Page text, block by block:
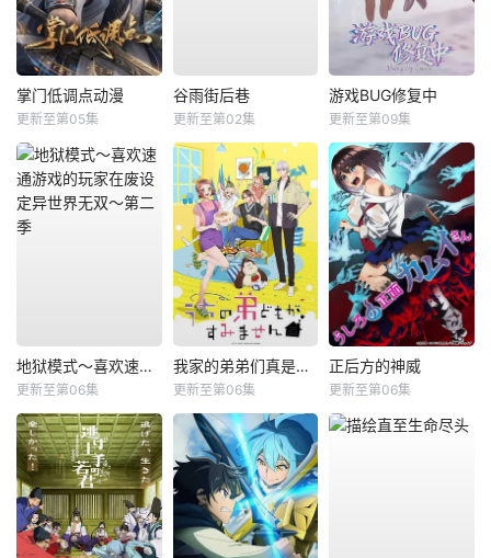
掌门低调点动漫
更新至第05集
谷雨街后巷
更新至第02集
游戏BUG修复中
更新至第09集
地狱模式～喜欢速通游戏的玩家在废设定异世界无双～第二季
更新至第06集
我家的弟弟们真是让您费心了
更新至第06集
正后方的神威
更新至第06集